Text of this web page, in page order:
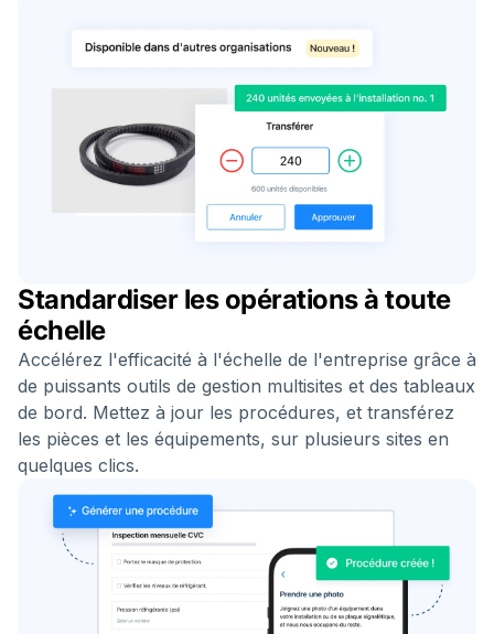
Standardiser les opérations à toute
échelle
Accélérez l'efficacité à l'échelle de l'entreprise grâce à
de puissants outils de gestion multisites et des tableaux
de bord. Mettez à jour les procédures, et transférez
les pièces et les équipements, sur plusieurs sites en
quelques clics.